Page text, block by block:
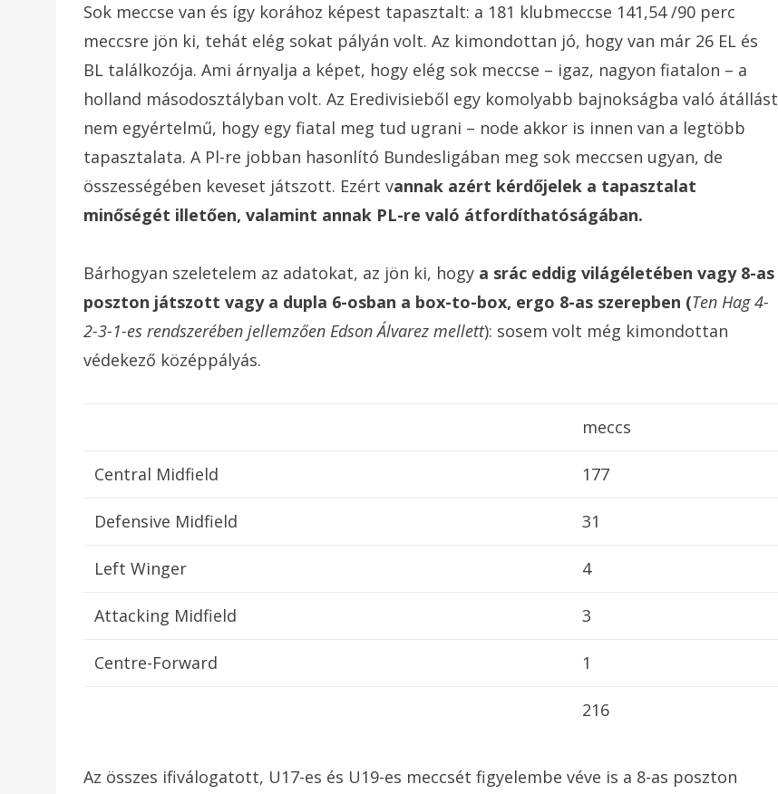
Sok meccse van és így korához képest tapasztalt: a 181 klubmeccse 141,54 /90 perc
meccsre jön ki, tehát elég sokat pályán volt. Az kimondottan jó, hogy van már 26 EL és
BL találkozója. Ami árnyalja a képet, hogy elég sok meccse – igaz, nagyon fiatalon – a
holland másodosztályban volt. Az Eredivisieből egy komolyabb bajnokságba való átállást
nem egyértelmű, hogy egy fiatal meg tud ugrani – node akkor is innen van a legtöbb
tapasztalata. A Pl-re jobban hasonlító Bundesligában meg sok meccsen ugyan, de
összességében keveset játszott. Ezért vannak azért kérdőjelek a tapasztalat
minőségét illetően, valamint annak PL-re való átfordíthatóságában.
Bárhogyan szeletelem az adatokat, az jön ki, hogy a srác eddig világéletében vagy 8-as
poszton játszott vagy a dupla 6-osban a box-to-box, ergo 8-as szerepben (Ten Hag 4-
2-3-1-es rendszerében jellemzően Edson Álvarez mellett): sosem volt még kimondottan
védekező középpályás.
meccs
Central Midfield 177
Defensive Midfield 31
Left Winger 4
Attacking Midfield 3
Centre-Forward 1
216
Az összes ifiválogatott, U17-es és U19-es meccsét figyelembe véve is a 8-as poszton